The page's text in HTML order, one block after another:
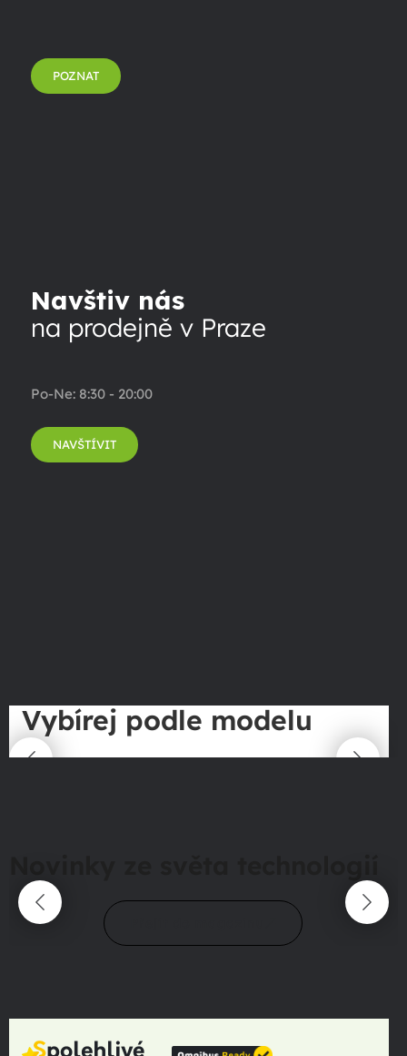
POZNAT
Navštiv nás
na prodejně v Praze
Po-Ne: 8:30 - 20:00
NAVŠTÍVIT
Vybírej podle modelu